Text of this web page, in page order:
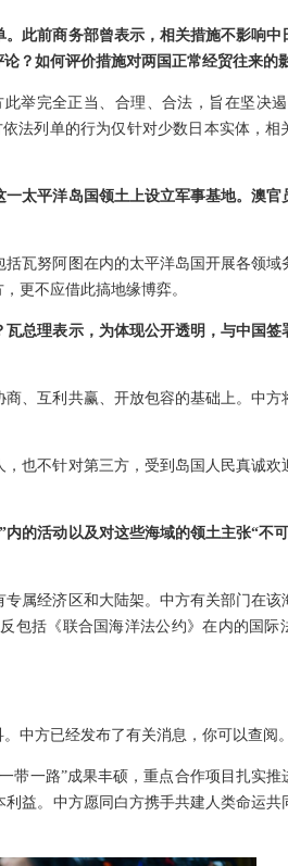
此前商务部曾表示，相关措施不影响
？如何评价措施对两国正常经贸往来的
举完全正当、合理、合法，旨在坚决
法列单的行为仅针对少数日本实体，相
太平洋岛国领土上设立军事基地。澳官
瓦努阿图在内的太平洋岛国开展各领域
更不应借此搞地缘博弈。
总理表示，为体现公开透明，与中国签
、互利共赢、开放包容的基础上。中方
也不针对第三方，受到岛国人民真诚欢
的活动以及对这些海域的领土主张“不
属经济区和大陆架。中方有关部门在该
包括《联合国海洋法公约》在内的国际
中方已经发布了有关消息，你可以查阅。
带一路”成果丰硕，重点合作项目扎实推
益。中方愿同白方携手共建人类命运共